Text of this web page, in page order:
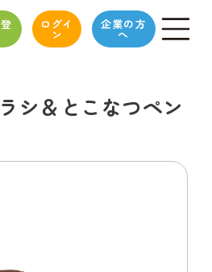
ログイ
ン
企業の方
へ
シ＆とこなつペン